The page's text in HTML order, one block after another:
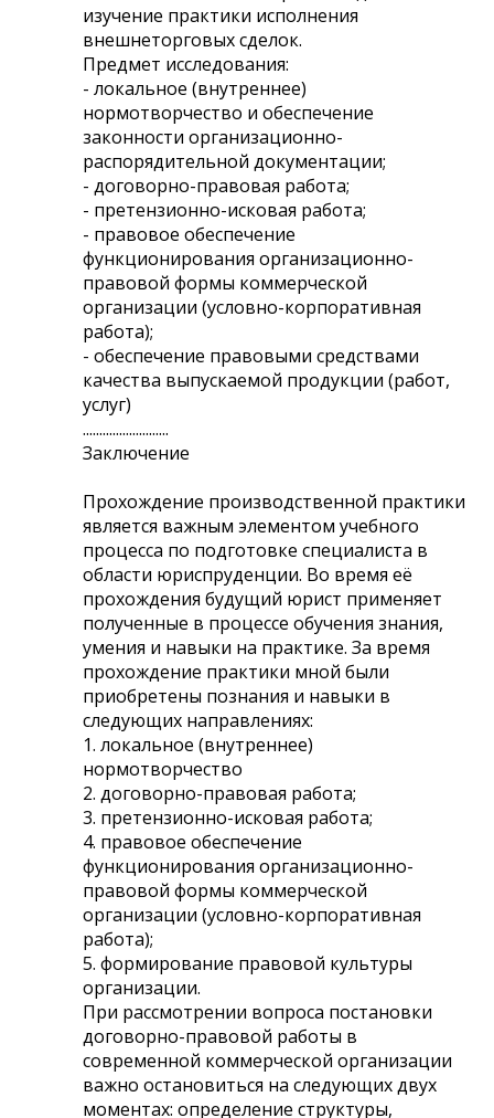
изучение практики исполнения
внешнеторговых сделок.
Предмет исследования:
- локальное (внутреннее)
нормотворчество и обеспечение
законности организационно-
распорядительной документации;
- договорно-правовая работа;
- претензионно-исковая работа;
- правовое обеспечение
функционирования организационно-
правовой формы коммерческой
организации (условно-корпоративная
работа);
- обеспечение правовыми средствами
качества выпускаемой продукции (работ,
услуг)
..........................
Заключение
Прохождение производственной практики
является важным элементом учебного
процесса по подготовке специалиста в
области юриспруденции. Во время её
прохождения будущий юрист применяет
полученные в процессе обучения знания,
умения и навыки на практике. За время
прохождение практики мной были
приобретены познания и навыки в
следующих направлениях:
1. локальное (внутреннее)
нормотворчество
2. договорно-правовая работа;
3. претензионно-исковая работа;
4. правовое обеспечение
функционирования организационно-
правовой формы коммерческой
организации (условно-корпоративная
работа);
5. формирование правовой культуры
организации.
При рассмотрении вопроса постановки
договорно-правовой работы в
современной коммерческой организации
важно остановиться на следующих двух
моментах: определение структуры,